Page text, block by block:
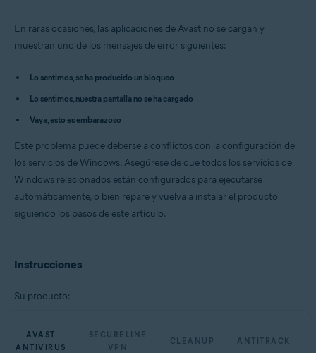
Avast Premium Security 23.x para Windows
Avast Cleanup Premium 23.x para Windows
Avast AntiTrack Premium 3.x para Windows
Avast BreachGuard 23.x para Windows
Sistemas operativos:
Microsoft Windows 11 Home/Pro/Enterprise/Education
Microsoft Windows 10 Home/Pro/Enterprise/Education - 32 o 64 bits
Microsoft Windows 8.1/Pro/Enterprise - 32 o 64 bits
Microsoft Windows 7 Home Basic/Home
En raras ocasiones, las aplicaciones de Avast no se cargan y
muestran uno de los mensajes de error siguientes:
Lo sentimos, se ha producido un bloqueo
Lo sentimos, nuestra pantalla no se ha cargado
Vaya, esto es embarazoso
Este problema puede deberse a conflictos con la configuración de
los servicios de Windows. Asegúrese de que todos los servicios de
Windows relacionados están configurados para ejecutarse
automáticamente, o bien repare y vuelva a instalar el producto
siguiendo los pasos de este artículo.
Instrucciones
Su producto:
AVAST
ANTIVIRUS
SECURELINE
VPN
CLEANUP
ANTITRACK